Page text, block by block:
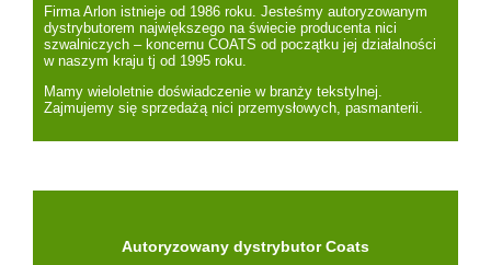
Firma Arlon istnieje od 1986 roku. Jesteśmy autoryzowanym
dystrybutorem największego na świecie producenta nici
szwalniczych – koncernu COATS od początku jej działalności
w naszym kraju tj od 1995 roku.
Mamy wieloletnie doświadczenie w branży tekstylnej.
Zajmujemy się sprzedażą nici przemysłowych, pasmanterii.
Autoryzowany dystrybutor Coats